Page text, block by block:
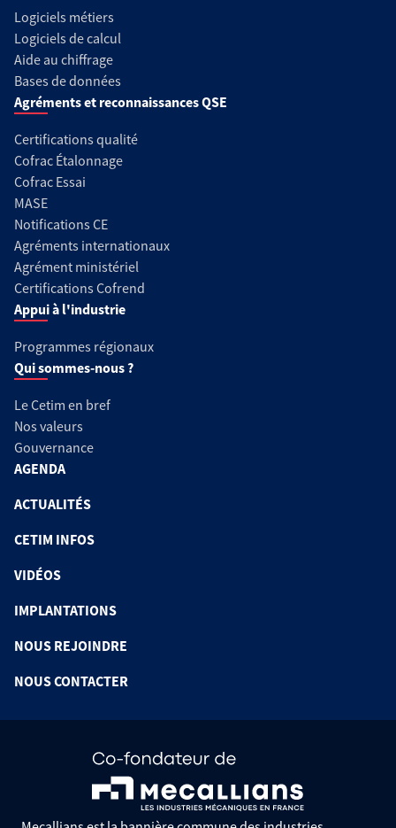
Logiciels métiers
Logiciels de calcul
Aide au chiffrage
Bases de données
Agréments et reconnaissances QSE
Certifications qualité
Cofrac Étalonnage
Cofrac Essai
MASE
Notifications CE
Agréments internationaux
Agrément ministériel
Certifications Cofrend
Appui à l'industrie
Programmes régionaux
Qui sommes-nous ?
Le Cetim en bref
Nos valeurs
Gouvernance
AGENDA
ACTUALITÉS
CETIM INFOS
VIDÉOS
IMPLANTATIONS
NOUS REJOINDRE
NOUS CONTACTER